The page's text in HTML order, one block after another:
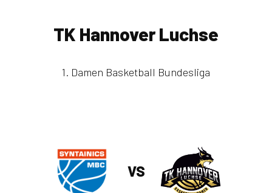
TK Hannover Luchse
1. Damen Basketball Bundesliga
VS